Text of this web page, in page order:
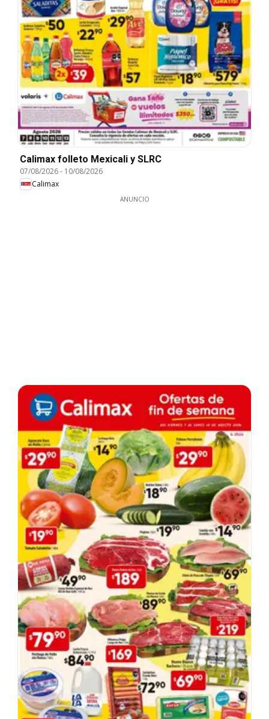
Calimax folleto Mexicali y SLRC
07/08/2026- 10/08/2026
Calimax
ANUNCIO